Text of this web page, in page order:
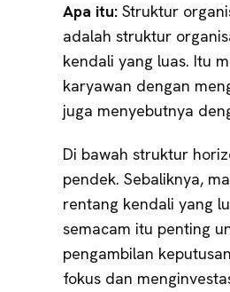
Apa itu: Struktur
adalah struktur
kendali yang luas. Itu
karyawan dengan
juga menyebutnya
Di bawah struktur
pendek. Sebaliknya,
rentang kendali yang
semacam itu penting
pengambilan
fokus dan